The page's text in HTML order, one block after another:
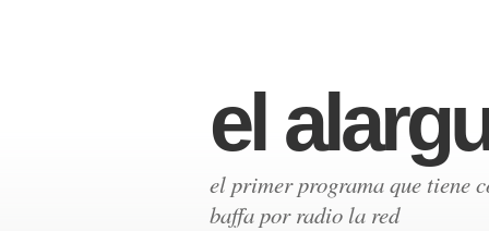
el
el primer programa que tiene
baffa por radio la red